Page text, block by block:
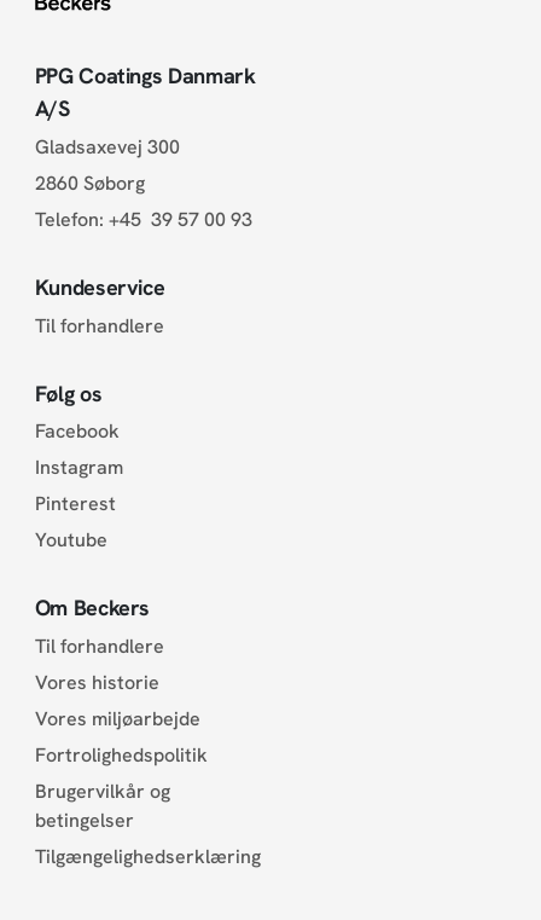
PPG Coatings Danmark
A/S
Gladsaxevej 300
2860 Søborg
Telefon: +45 39 57 00 93
Kundeservice
Til forhandlere
Følg os
Facebook
Instagram
Pinterest
Youtube
Om Beckers
Til forhandlere
Vores historie
Vores miljøarbejde
Fortrolighedspolitik
Brugervilkår og
betingelser
Tilgængelighedserklæring